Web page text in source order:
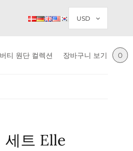
티 원단 컬렉션 장바구니 보기 0
세트 Elle